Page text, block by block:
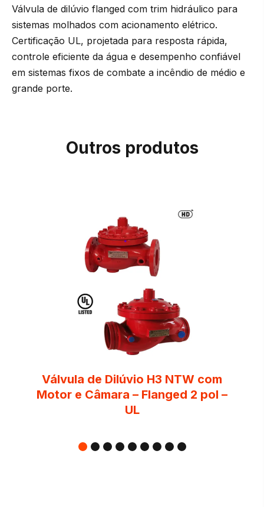
Válvula de dilúvio flanged com trim hidráulico para
sistemas molhados com acionamento elétrico.
Certificação UL, projetada para resposta rápida,
controle eficiente da água e desempenho confiável
em sistemas fixos de combate a incêndio de médio e
grande porte.
Outros produtos
Válvula de Dilúvio H3 NTW com
Motor e Câmara – Flanged 2 pol –
UL